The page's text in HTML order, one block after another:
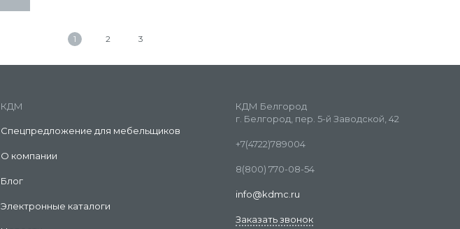
1 2 3
КДМ
Спецпредложение для мебельщиков
О компании
Блог
Электронные каталоги
КДМ Белгород
г. Белгород, пер. 5-й Заводской, 42
+7(4722)789004
8(800) 770-08-54
info@kdmc.ru
Заказать звонок